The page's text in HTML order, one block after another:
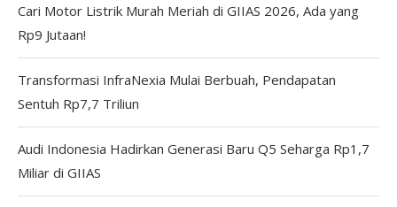
Cari Motor Listrik Murah Meriah di GIIAS 2026, Ada yang
Rp9 Jutaan!
Transformasi InfraNexia Mulai Berbuah, Pendapatan
Sentuh Rp7,7 Triliun
Audi Indonesia Hadirkan Generasi Baru Q5 Seharga Rp1,7
Miliar di GIIAS